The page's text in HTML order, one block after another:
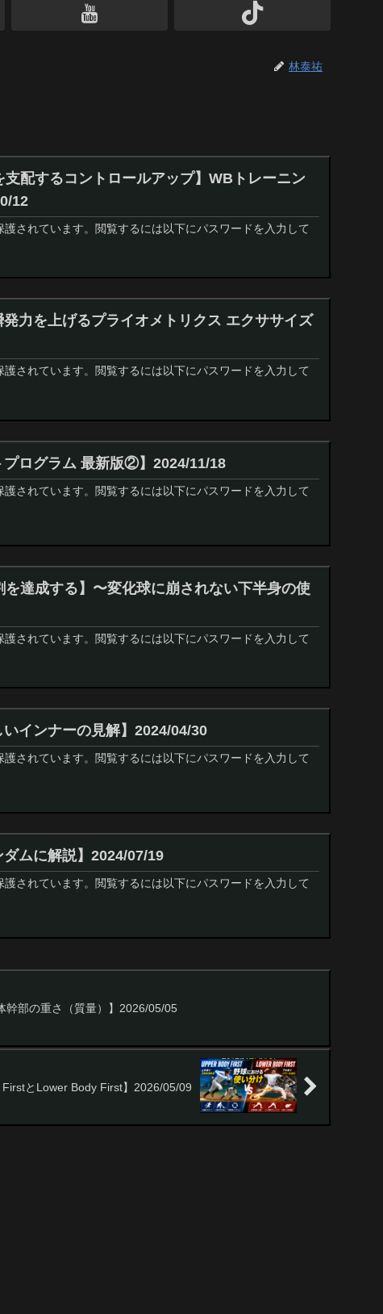
林泰祐
配するコントロールアップ】WBトレーニン
12
されています。閲覧するには以下にパスワードを入力して
力を上げるプライオメトリクス エクササイズ
されています。閲覧するには以下にパスワードを入力して
ログラム 最新版②】2024/11/18
されています。閲覧するには以下にパスワードを入力して
達成する】〜変化球に崩されない下半身の使
されています。閲覧するには以下にパスワードを入力して
インナーの見解】2024/04/30
されています。閲覧するには以下にパスワードを入力して
ムに解説】2024/07/19
されています。閲覧するには以下にパスワードを入力して
幹部の重さ（質量）】2026/05/05
とLower Body First】2026/05/09